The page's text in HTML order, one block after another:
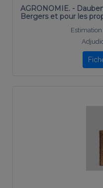
AGRONOMIE. -
Bergers et pour les
Estimation